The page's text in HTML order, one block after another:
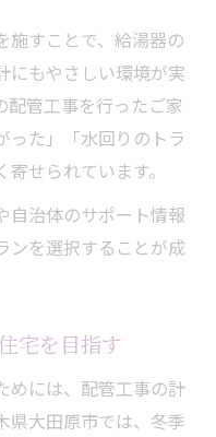
施すことで、給湯器の
にもやさしい環境が実
配管工事を行ったご家
った」「水回りのトラ
せられています。
自治体のサポート情報
ンを選択することが成
宅を目指す
めには、配管工事の計
県大田原市では、冬季